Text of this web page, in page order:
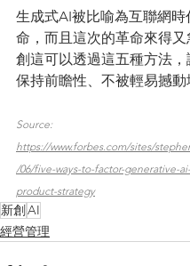
生成式AI被比喻為互聯網時
命，而且這次的革命來得
創這可以透過這五種方法
保持前瞻性、不被輕易撼動
Source:
https://www.forbes.com/sites/
/06/five-ways-to-factor-generative-
product-strategy
新創AI
經營管理